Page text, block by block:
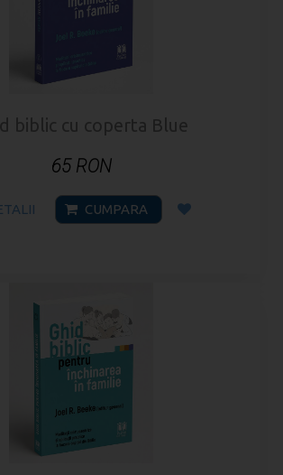
biblic cu coperta Blue
65 RON
CUMPARA